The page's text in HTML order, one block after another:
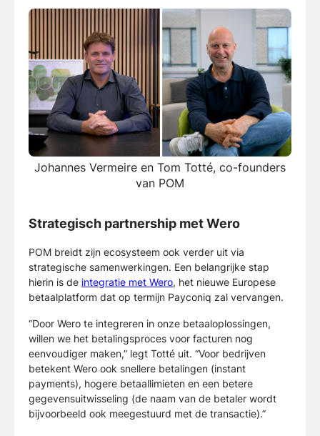
Johannes Vermeire en Tom Totté, co-founders
van POM
Strategisch partnership met Wero
POM breidt zijn ecosysteem ook verder uit via
strategische samenwerkingen. Een belangrijke stap
hierin is de integratie met Wero, het nieuwe Europese
betaalplatform dat op termijn Payconiq zal vervangen.
“Door Wero te integreren in onze betaaloplossingen,
willen we het betalingsproces voor facturen nog
eenvoudiger maken,” legt Totté uit. “Voor bedrijven
betekent Wero ook snellere betalingen (instant
payments), hogere betaallimieten en een betere
gegevensuitwisseling (de naam van de betaler wordt
bijvoorbeeld ook meegestuurd met de transactie).”